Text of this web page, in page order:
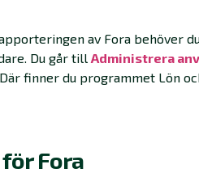
av Fora behöver
Du går till Administrera
finner du programmet Lön
Fora